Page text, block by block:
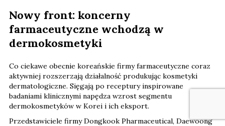
Nowy front: koncerny
farmaceutyczne wchodzą w
dermokosmetyki
Co ciekawe obecnie koreańskie firmy farmaceutyczne coraz
aktywniej rozszerzają działalność produkując kosmetyki
dermatologiczne. Sięgają po receptury inspirowane
badaniami klinicznymi napędza wzrost segmentu
dermokosmetyków w Korei i ich eksport.
Przedstawiciele firmy Dongkook Pharmaceutical, Daewoong